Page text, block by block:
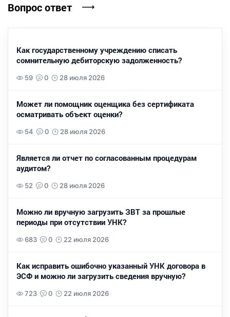
Вопрос ответ
Как государственному учреждению списать
сомнительную дебиторскую задолженность?
59 0 28 июля 2026
Может ли помощник оценщика без сертификата
осматривать объект оценки?
54 0 28 июля 2026
Является ли отчет по согласованным процедурам
аудитом?
52 0 28 июля 2026
Можно ли вручную загрузить ЗВТ за прошлые
периоды при отсутствии УНК?
683 0 22 июля 2026
Как исправить ошибочно указанный УНК договора в
ЭСФ и можно ли загрузить сведения вручную?
723 0 22 июля 2026